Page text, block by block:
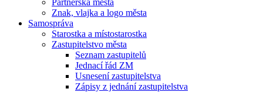
Partnerská města
Znak, vlajka a logo města
Samospráva
Starostka a místostarostka
Zastupitelstvo města
Seznam zastupitelů
Jednací řád ZM
Usnesení zastupitelstva
Zápisy z jednání zastupitelstva